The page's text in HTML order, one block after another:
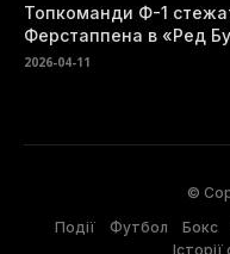
Топкоманди Ф-1
Ферстаппена в «Ред
2026-04-11
©
Події
Футбол Бокс